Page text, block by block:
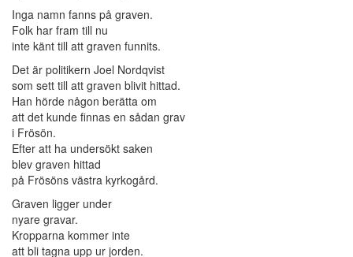
Inga namn fanns på graven.
Folk har fram till nu
inte känt till att graven funnits.
Det är politikern Joel Nordqvist
som sett till att graven blivit hittad.
Han hörde någon berätta om
att det kunde finnas en sådan grav
i Frösön.
Efter att ha undersökt saken
blev graven hittad
på Frösöns västra kyrkogård.
Graven ligger under
nyare gravar.
Kropparna kommer inte
att bli tagna upp ur jorden.